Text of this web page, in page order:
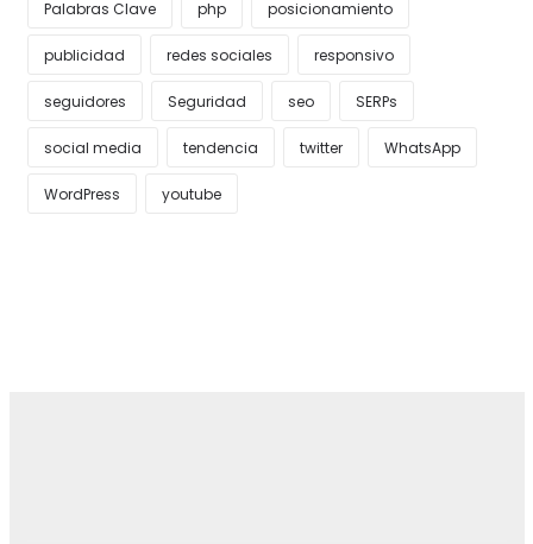
Palabras Clave php posicionamiento
publicidad redes sociales responsivo
seguidores Seguridad seo SERPs
social media tendencia twitter WhatsApp
WordPress youtube